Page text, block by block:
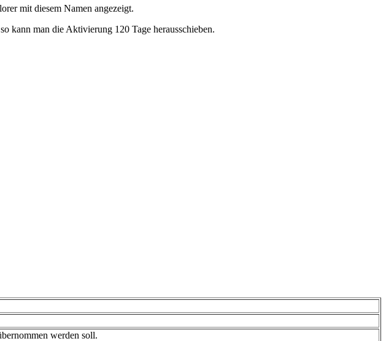
mit diesem Namen angezeigt.
kann man die Aktivierung 120 Tage herausschieben.
werden soll.